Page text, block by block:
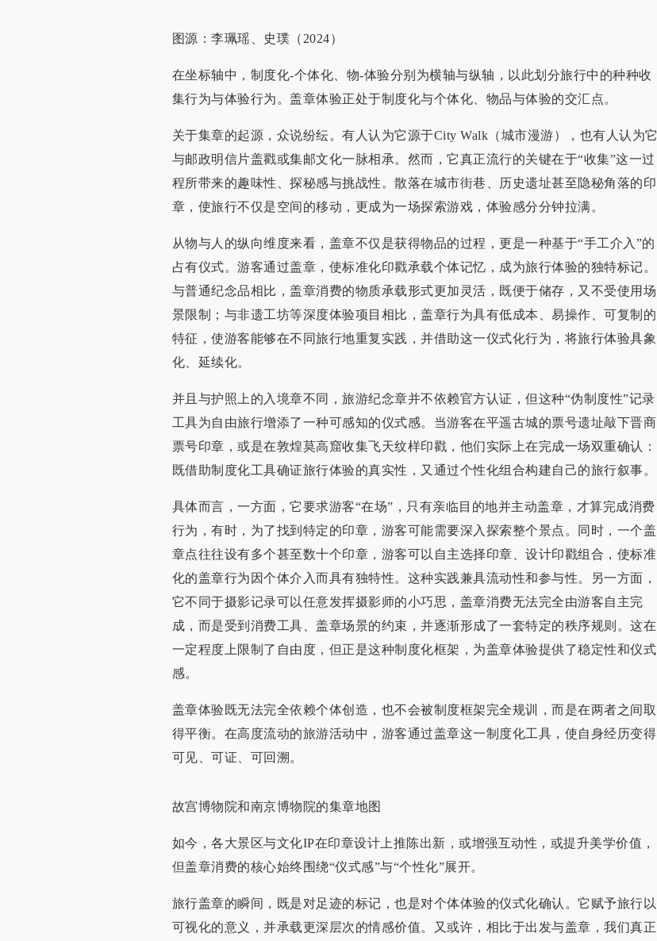
图源：李珮瑶、史璞（2024）
在坐标轴中，制度化-个体化、物-体验分别为横轴与纵轴，以此划分旅行中的种种收
集行为与体验行为。盖章体验正处于制度化与个体化、物品与体验的交汇点。
关于集章的起源，众说纷纭。有人认为它源于City Walk（城市漫游），也有人认为它
与邮政明信片盖戳或集邮文化一脉相承。然而，它真正流行的关键在于“收集”这一过
程所带来的趣味性、探秘感与挑战性。散落在城市街巷、历史遗址甚至隐秘角落的印
章，使旅行不仅是空间的移动，更成为一场探索游戏，体验感分分钟拉满。
从物与人的纵向维度来看，盖章不仅是获得物品的过程，更是一种基于“手工介入”的
占有仪式。游客通过盖章，使标准化印戳承载个体记忆，成为旅行体验的独特标记。
与普通纪念品相比，盖章消费的物质承载形式更加灵活，既便于储存，又不受使用场
景限制；与非遗工坊等深度体验项目相比，盖章行为具有低成本、易操作、可复制的
特征，使游客能够在不同旅行地重复实践，并借助这一仪式化行为，将旅行体验具象
化、延续化。
并且与护照上的入境章不同，旅游纪念章并不依赖官方认证，但这种“伪制度性”记录
工具为自由旅行增添了一种可感知的仪式感。当游客在平遥古城的票号遗址敲下晋商
票号印章，或是在敦煌莫高窟收集飞天纹样印戳，他们实际上在完成一场双重确认：
既借助制度化工具确证旅行体验的真实性，又通过个性化组合构建自己的旅行叙事。
具体而言，一方面，它要求游客“在场”，只有亲临目的地并主动盖章，才算完成消费
行为，有时，为了找到特定的印章，游客可能需要深入探索整个景点。同时，一个盖
章点往往设有多个甚至数十个印章，游客可以自主选择印章、设计印戳组合，使标准
化的盖章行为因个体介入而具有独特性。这种实践兼具流动性和参与性。另一方面，
它不同于摄影记录可以任意发挥摄影师的小巧思，盖章消费无法完全由游客自主完
成，而是受到消费工具、盖章场景的约束，并逐渐形成了一套特定的秩序规则。这在
一定程度上限制了自由度，但正是这种制度化框架，为盖章体验提供了稳定性和仪式
感。
盖章体验既无法完全依赖个体创造，也不会被制度框架完全规训，而是在两者之间取
得平衡。在高度流动的旅游活动中，游客通过盖章这一制度化工具，使自身经历变得
可见、可证、可回溯。
故宫博物院和南京博物院的集章地图
如今，各大景区与文化IP在印章设计上推陈出新，或增强互动性，或提升美学价值，
但盖章消费的核心始终围绕“仪式感”与“个性化”展开。
旅行盖章的瞬间，既是对足迹的标记，也是对个体体验的仪式化确认。它赋予旅行以
可视化的意义，并承载更深层次的情感价值。又或许，相比于出发与盖章，我们真正